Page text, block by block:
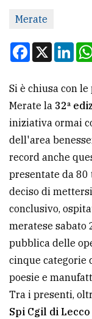
Scrivici
Per
la
pubblicità
CERCA
Cerca
per
comune
Ricerca
avanzata
LE
ALTRE
TESTATE
Merate
Facebook
X
Si è chiusa con
Merate la 32ª
iniziativa ormai
dell'area
record anche
presentate da 80
deciso di
conclusivo,
meratese sabato
pubblica delle
cinque categorie
poesie e
Tra i presenti,
Spi Cgil di